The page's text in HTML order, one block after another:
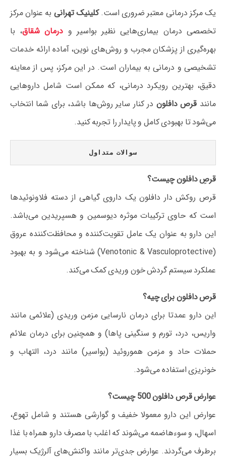
یک مرکز درمانی معتبر ضروری است.کلینیک تهرانی به عنوان مرکز
تخصصی درمان بیماری‌هایی نظیر بواسیر و درمان شقاق، با
بهره‌گیری از پزشکان مجرب و روش‌های نوین، آماده ارائه خدمات
تشخیصی و درمانی به بیماران است. در این مرکز، پس از معاینه
دقیق، بهترین رویکرد درمانی، که ممکن است شامل داروهایی
مانند قرص دافلون در کنار سایر روش‌ها باشد، برای شما انتخاب
می‌شود تا بهبودی کامل و پایدار را تجربه کنید.
سوالات متداول
قرصِ دافلون چیست؟
قرص روکش دار دافلون یک داروی گیاهی از دسته فلاونوئیدها
است که حاوی ترکیبات موثره دیوسمین و هسپریدین می‌باشد.
این دارو به عنوان یک عامل تقویت‌کننده و محافظت‌کننده عروق
(Venotonic & Vasculoprotective) شناخته می‌شود و به بهبود
عملکرد سیستم گردش خون وریدی کمک می‌کند.
قرص دافلون برای چیه؟
این دارو عمدتا برای درمان نارسایی مزمن وریدی (علائمی مانند
واریس، درد، تورم و سنگینی پاها) و همچنین برای درمان علائم
حملات حاد و مزمن هموروئید (بواسیر) مانند درد، التهاب و
خونریزی استفاده می‌شود.
عوارض قرص دافلون 500 چیست؟
عوارض این دارو معمولا خفیف و گوارشی هستند و شامل تهوع،
اسهال، و سوءهاضمه می‌شوند که اغلب با مصرف دارو همراه با غذا
برطرف می‌گردند. عوارض جدی‌تر مانند واکنش‌های آلرژیک بسیار